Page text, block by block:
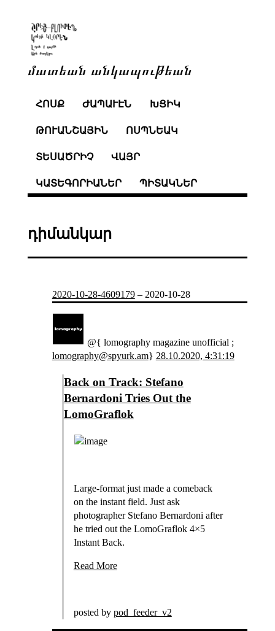
մատեան անկապութեան
ՀՈՍՔ ԺԱՊԱՒԷՆ ԽՑԻԿ
ԹՈՒԱՆՇԱՅԻՆ ՈՍՊՆԵԱԿ
ՏԵՍԱԾՐԻՉ ՎԱՅՐ
ԿԱՏԵԳՈՐԻԱՆԵՐ ՊԻՏԱԿՆԵՐ
դիմանկար
2020-10-28-4609179– 2020-10-28
@{ lomography magazine unofficial ;
lomography@spyurk.am} 28.10.2020, 4:31:19
Back on Track: Stefano
Bernardoni Tries Out the
LomoGraflok
Large-format just made a comeback
on the instant field. Just ask
photographer Stefano Bernardoni after
he tried out the LomoGraflok 4×5
Instant Back.
Read More
posted by pod_feeder_v2